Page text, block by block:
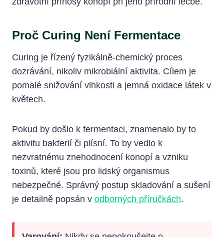
Proč Curing Není Fermentace
Curing je řízený fyzikálně-chemický proces
dozrávání, nikoliv mikrobiální aktivita. Cílem je
pomalé snižování vlhkosti a jemná oxidace látek v
květech.
Pokud by došlo k fermentaci, znamenalo by to
aktivitu bakterií či plísní. To by vedlo k
nezvratnému znehodnocení konopí a vzniku
toxinů, které jsou pro lidský organismus
nebezpečné. Správný postup skladování a sušení
je detailně popsán v odborných příručkách.